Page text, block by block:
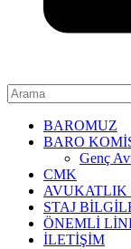
BAROMUZ
BARO
Genç
CMK
STAJ
ÖNEMLİ
İLETİŞİM